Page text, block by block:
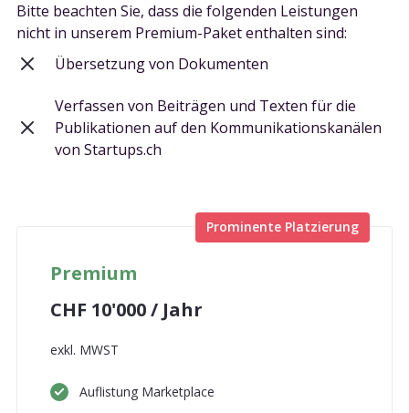
Bitte beachten Sie, dass die folgenden Leistungen
nicht in unserem Premium-Paket enthalten sind:
Übersetzung von Dokumenten
Verfassen von Beiträgen und Texten für die
Publikationen auf den Kommunikationskanälen
von Startups.ch
Premium
CHF 10'000 / Jahr
exkl. MWST
Auflistung Marketplace
Prominente Platzierung